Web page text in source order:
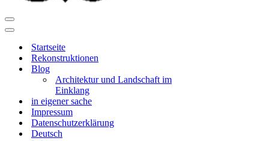
Navigationsmenü
Navigationsmenü
Startseite
Rekonstruktionen
Blog
Architektur und Landschaft im
Einklang
in eigener sache
Impressum
Datenschutzerklärung
Deutsch